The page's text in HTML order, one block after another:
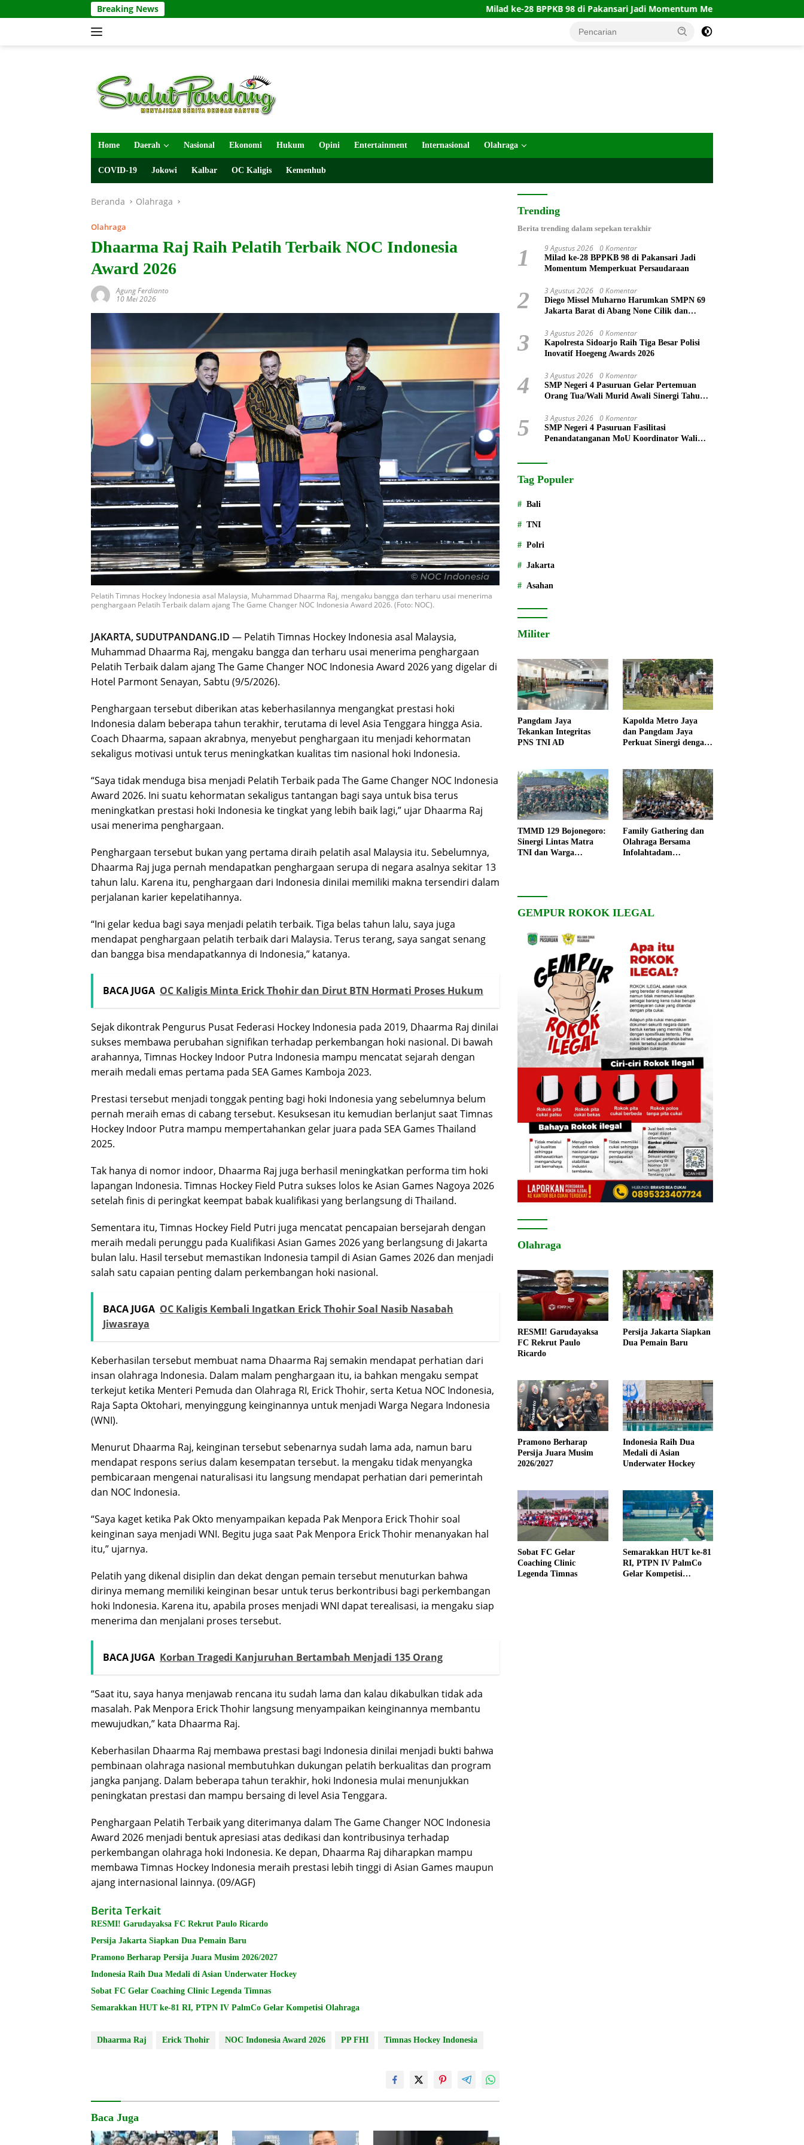
ke
Breaking News Milad ke-28 BPPKB 98 di Pakansari Jadi Momentum Memperkuat Persaudaraan
Home Daerah Nasional Ekonomi Hukum Opini Entertainment Internasional Olahraga
COVID-19 Jokowi Kalbar OC Kaligis Kemenhub
Beranda Olahraga
Olahraga
Dhaarma Raj Raih Pelatih Terbaik NOC Indonesia
Award 2026
Agung Ferdianto
10 Mei 2026
Pelatih Timnas Hockey Indonesia asal Malaysia, Muhammad Dhaarma Raj, mengaku bangga dan terharu usai menerima
penghargaan Pelatih Terbaik dalam ajang The Game Changer NOC Indonesia Award 2026. (Foto: NOC).
JAKARTA, SUDUTPANDANG.ID — Pelatih Timnas Hockey Indonesia asal Malaysia,
Muhammad Dhaarma Raj, mengaku bangga dan terharu usai menerima penghargaan
Pelatih Terbaik dalam ajangThe Game Changer NOC Indonesia Award 2026yang digelar di
Hotel Parmont Senayan, Sabtu (9/5/2026).
Penghargaan tersebut diberikan atas keberhasilannya mengangkat prestasi hoki
Indonesia dalam beberapa tahun terakhir, terutama di level Asia Tenggara hingga Asia.
Coach Dhaarma, sapaan akrabnya, menyebut penghargaan itu menjadi kehormatan
sekaligus motivasi untuk terus meningkatkan kualitas tim nasional hoki Indonesia.
“Saya tidak menduga bisa menjadi Pelatih Terbaik pada The Game Changer NOC Indonesia
Award 2026. Ini suatu kehormatan sekaligus tantangan bagi saya untuk bisa terus
meningkatkan prestasi hoki Indonesia ke tingkat yang lebih baik lagi,” ujar Dhaarma Raj
usai menerima penghargaan.
Penghargaan tersebut bukan yang pertama diraih pelatih asal Malaysia itu. Sebelumnya,
Dhaarma Raj juga pernah mendapatkan penghargaan serupa di negara asalnya sekitar 13
tahun lalu. Karena itu, penghargaan dari Indonesia dinilai memiliki makna tersendiri dalam
perjalanan karier kepelatihannya.
“Ini gelar kedua bagi saya menjadi pelatih terbaik. Tiga belas tahun lalu, saya juga
mendapat penghargaan pelatih terbaik dari Malaysia. Terus terang, saya sangat senang
dan bangga bisa mendapatkannya di Indonesia,” katanya.
BACA JUGA OC Kaligis Minta Erick Thohir dan Dirut BTN Hormati Proses Hukum
Sejak dikontrak Pengurus Pusat Federasi Hockey Indonesia pada 2019, Dhaarma Raj dinilai
sukses membawa perubahan signifikan terhadap perkembangan hoki nasional. Di bawah
arahannya, Timnas Hockey Indoor Putra Indonesia mampu mencatat sejarah dengan
meraih medali emas pertama pada SEA Games Kamboja 2023.
Prestasi tersebut menjadi tonggak penting bagi hoki Indonesia yang sebelumnya belum
pernah meraih emas di cabang tersebut. Kesuksesan itu kemudian berlanjut saat Timnas
Hockey Indoor Putra mampu mempertahankan gelar juara pada SEA Games Thailand
2025.
Tak hanya di nomor indoor, Dhaarma Raj juga berhasil meningkatkan performa tim hoki
lapangan Indonesia. Timnas Hockey Field Putra sukses lolos keAsian Games Nagoya 2026
setelah finis di peringkat keempat babak kualifikasi yang berlangsung di Thailand.
Sementara itu, Timnas Hockey Field Putri juga mencatat pencapaian bersejarah dengan
meraih medali perunggu pada Kualifikasi Asian Games 2026 yang berlangsung di Jakarta
bulan lalu. Hasil tersebut memastikan Indonesia tampil di Asian Games 2026 dan menjadi
salah satu capaian penting dalam perkembangan hoki nasional.
BACA JUGA OC Kaligis Kembali Ingatkan Erick Thohir Soal Nasib Nasabah
Jiwasraya
Keberhasilan tersebut membuat nama Dhaarma Raj semakin mendapat perhatian dari
insan olahraga Indonesia. Dalam malam penghargaan itu, ia bahkan mengaku sempat
terkejut ketika Menteri Pemuda dan Olahraga RI, Erick Thohir, serta Ketua NOC Indonesia,
Raja Sapta Oktohari, menyinggung keinginannya untuk menjadi Warga Negara Indonesia
(WNI).
Menurut Dhaarma Raj, keinginan tersebut sebenarnya sudah lama ada, namun baru
mendapat respons serius dalam kesempatan tersebut. Ia mengaku tidak menyangka
pembicaraan mengenai naturalisasi itu langsung mendapat perhatian dari pemerintah
dan NOC Indonesia.
“Saya kaget ketika Pak Okto menyampaikan kepada Pak Menpora Erick Thohir soal
keinginan saya menjadi WNI. Begitu juga saat Pak Menpora Erick Thohir menanyakan hal
itu,” ujarnya.
Pelatih yang dikenal disiplin dan dekat dengan pemain tersebut menuturkan bahwa
dirinya memang memiliki keinginan besar untuk terus berkontribusi bagi perkembangan
hoki Indonesia. Karena itu, apabila proses menjadi WNI dapat terealisasi, ia mengaku siap
menerima dan menjalani proses tersebut.
BACA JUGA Korban Tragedi Kanjuruhan Bertambah Menjadi 135 Orang
“Saat itu, saya hanya menjawab rencana itu sudah lama dan kalau dikabulkan tidak ada
masalah. Pak Menpora Erick Thohir langsung menyampaikan keinginannya membantu
mewujudkan,” kata Dhaarma Raj.
Keberhasilan Dhaarma Raj membawa prestasi bagi Indonesia dinilai menjadi bukti bahwa
pembinaan olahraga nasional membutuhkan dukungan pelatih berkualitas dan program
jangka panjang. Dalam beberapa tahun terakhir, hoki Indonesia mulai menunjukkan
peningkatan prestasi dan mampu bersaing di level Asia Tenggara.
Penghargaan Pelatih Terbaik yang diterimanya dalam The Game Changer NOC Indonesia
Award 2026 menjadi bentuk apresiasi atas dedikasi dan kontribusinya terhadap
perkembangan olahraga hoki Indonesia. Ke depan, Dhaarma Raj diharapkan mampu
membawa Timnas Hockey Indonesia meraih prestasi lebih tinggi di Asian Games maupun
ajang internasional lainnya. (09/AGF)
Berita Terkait
RESMI! Garudayaksa FC Rekrut Paulo Ricardo
Persija Jakarta Siapkan Dua Pemain Baru
Pramono Berharap Persija Juara Musim 2026/2027
Indonesia Raih Dua Medali di Asian Underwater Hockey
Sobat FC Gelar Coaching Clinic Legenda Timnas
Semarakkan HUT ke-81 RI, PTPN IV PalmCo Gelar Kompetisi Olahraga
Dhaarma Raj Erick Thohir NOC Indonesia Award 2026 PP FHI Timnas Hockey Indonesia
Baca Juga
Trending
Berita trending dalam sepekan terakhir
1 9 Agustus 2026 0 Komentar
Milad ke-28 BPPKB 98 di Pakansari Jadi
Momentum Memperkuat Persaudaraan
2 3 Agustus 2026 0 Komentar
Diego Missel Muharno Harumkan SMPN 69
Jakarta Barat di Abang None Cilik dan
3 3 Agustus 2026 0 Komentar
Kapolresta Sidoarjo Raih Tiga Besar Polisi
Inovatif Hoegeng Awards 2026
4 3 Agustus 2026 0 Komentar
SMP Negeri 4 Pasuruan Gelar Pertemuan
Orang Tua/Wali Murid Awali Sinergi Tahun
5 3 Agustus 2026 0 Komentar
SMP Negeri 4 Pasuruan Fasilitasi
Penandatanganan MoU Koordinator Wali
Tag Populer
Bali
TNI
Polri
Jakarta
Asahan
Militer
Pangdam Jaya
Tekankan Integritas
PNS TNI AD
Kapolda Metro Jaya
dan Pangdam Jaya
Perkuat Sinergi dengan
TMMD 129 Bojonegoro:
Sinergi Lintas Matra
TNI dan Warga
Family Gathering dan
Olahraga Bersama
Infolahtadam
GEMPUR ROKOK ILEGAL
Olahraga
RESMI! Garudayaksa
FC Rekrut Paulo
Ricardo
Persija Jakarta Siapkan
Dua Pemain Baru
Pramono Berharap
Persija Juara Musim
2026/2027
Indonesia Raih Dua
Medali di Asian
Underwater Hockey
Sobat FC Gelar
Coaching Clinic
Legenda Timnas
Semarakkan HUT ke-81
RI, PTPN IV PalmCo
Gelar Kompetisi